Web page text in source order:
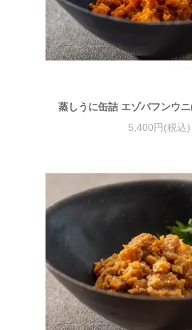
蒸しうに缶詰 エゾバフンウニ
5,400円(税込)